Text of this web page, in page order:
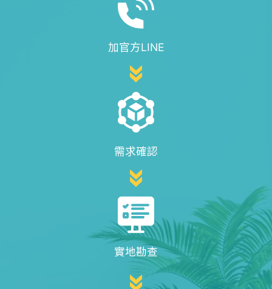
加官方LINE
需求確認
實地勘查